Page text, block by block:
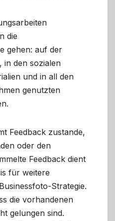
die
gehen: auf der
in den sozialen
und in all den
genutzten
Feedback zustande,
oder den
Feedback dient
für weitere
Strategie.
die vorhandenen
gelungen sind.